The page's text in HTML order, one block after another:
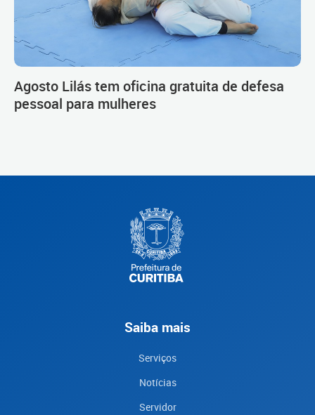
Agosto Lilás tem oficina gratuita de defesa
pessoal para mulheres
Saiba mais
Serviços
Notícias
Servidor